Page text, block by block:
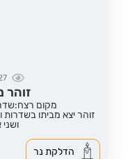
זוהר
מקום
זוהר יצא מביתו בשדרות
הדלקת נר